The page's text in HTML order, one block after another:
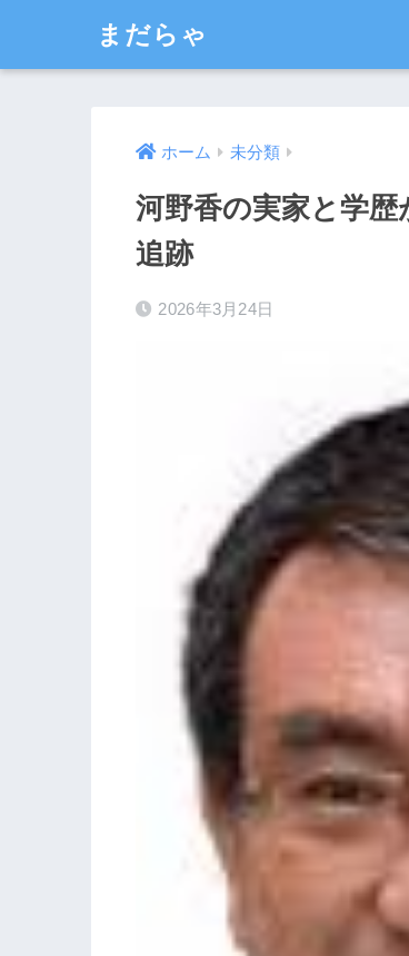
まだらゃ
ホーム 未分類
河野香の実家と学
追跡
2026年3月24日